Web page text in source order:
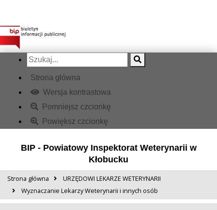
Strona główna
Wersja kontrastowa
Pomniejsz czcionkę
Powiększ czcionkę
BIP - Powiatowy Inspektorat Weterynarii w
Kłobucku
Strona główna
URZĘDOWI LEKARZE WETERYNARII
Wyznaczanie Lekarzy Weterynarii i innych osób